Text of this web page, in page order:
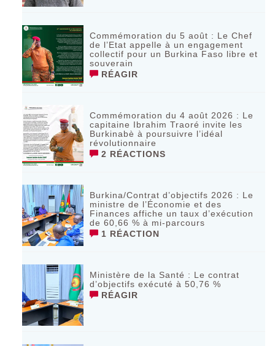
Commémoration du 5 août : Le Chef
de l’Etat appelle à un engagement
collectif pour un Burkina Faso libre et
souverain
RÉAGIR
Commémoration du 4 août 2026 : Le
capitaine Ibrahim Traoré invite les
Burkinabè à poursuivre l’idéal
révolutionnaire ‎
2 RÉACTIONS
Burkina/Contrat d’objectifs 2026 : Le
ministre de l’Économie et des
Finances affiche un taux d’exécution
de 60,66 % à mi-parcours
1 RÉACTION
Ministère de la Santé : Le contrat
d’objectifs exécuté à 50,76 %
RÉAGIR